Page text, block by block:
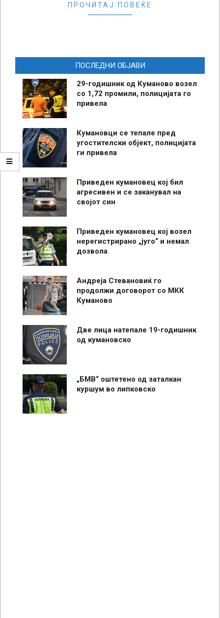
ПРОЧИТАЈ ПОВЕЌЕ
ПОСЛЕДНИ ОБЈАВИ
29-годишник од Куманово возел
со 1,72 промили, полицијата го
привела
Кумановци се тепале пред
угостителски објект, полицијата
ги привела
Приведен кумановец кој бил
агресивен и се заканувал на
својот син
Приведен кумановец кој возел
нерегистрирано „југо“ и немал
дозвола
Андреја Стевановиќ го
продолжи договорот со МКК
Куманово
Две лица натепале 19-годишник
од кумановско
„БМВ“ оштетено од заталкан
куршум во липковско